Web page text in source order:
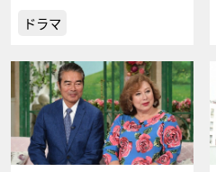
ドラマ